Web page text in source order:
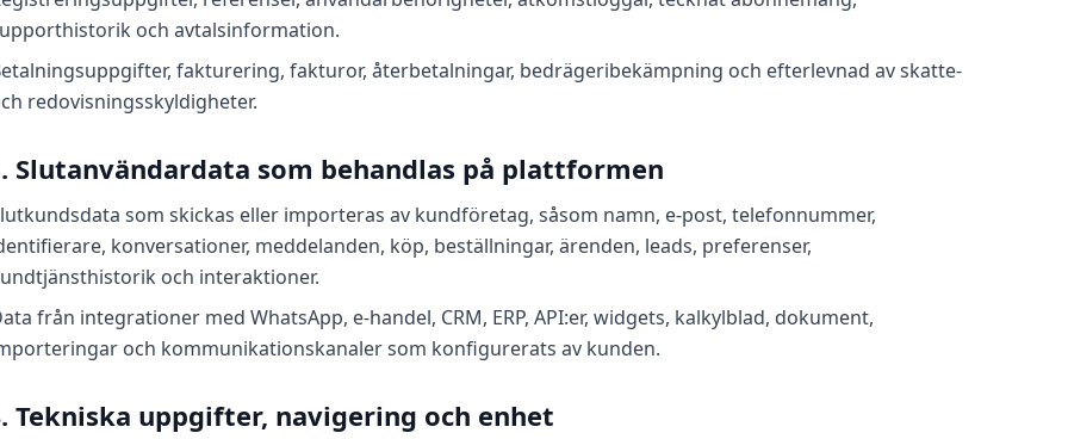
och avtalsinformation.
fakturering, fakturor, återbetalningar, bedrägeribekämpning och efterlevnad av skatte-
redovisningsskyldigheter.
Slutanvändardata som behandlas på plattformen
som skickas eller importeras av kundföretag, såsom namn, e‑post, telefonnummer,
konversationer, meddelanden, köp, beställningar, ärenden, leads, preferenser,
och interaktioner.
från integrationer med WhatsApp, e‑handel, CRM, ERP, API:er, widgets, kalkylblad, dokument,
och kommunikationskanaler som konfigurerats av kunden.
Tekniska uppgifter, navigering och enhet